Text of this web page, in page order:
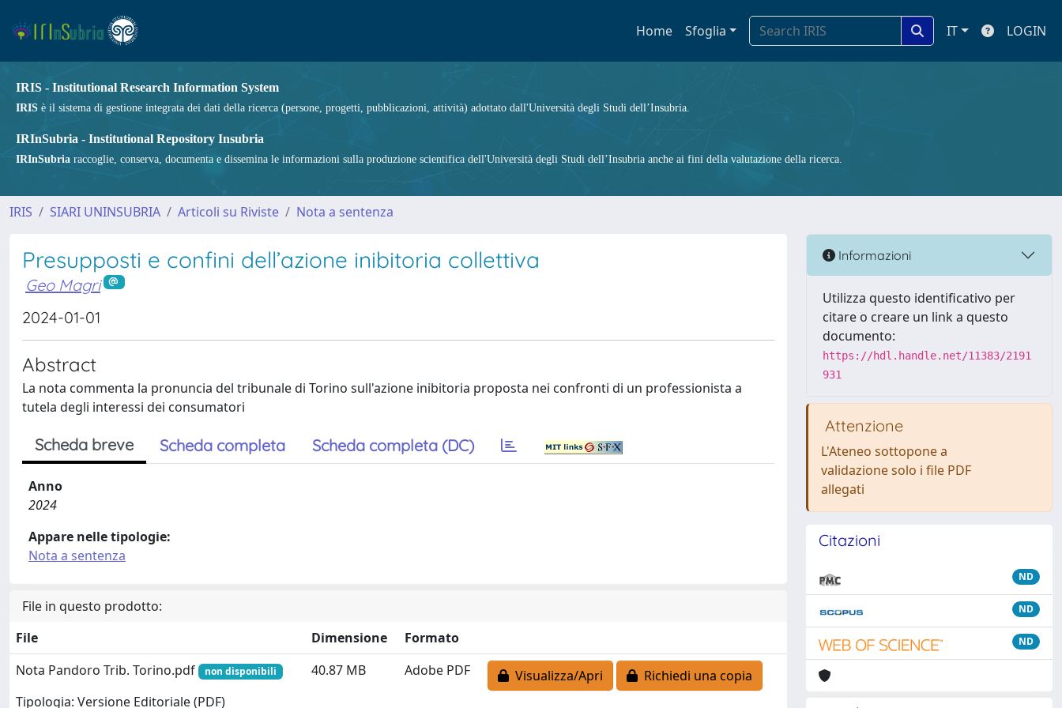
Home Sfoglia IT LOGIN
IRIS - Institutional Research Information System
IRIS è il sistema di gestione integrata dei dati della ricerca (persone, progetti, pubblicazioni, attività) adottato dall'Università degli Studi dell’Insubria.
IRInSubria - Institutional Repository Insubria
IRInSubria raccoglie, conserva, documenta e dissemina le informazioni sulla produzione scientifica dell'Università degli Studi dell’Insubria anche ai fini della valutazione della ricerca.
IRIS SIARI UNINSUBRIA Articoli su Riviste Nota a sentenza
Presupposti e confini dell’azione inibitoria collettiva
Geo Magri
2024-01-01
Abstract
La nota commenta la pronuncia del tribunale di Torino sull'azione inibitoria proposta nei confronti di un professionista a
tutela degli interessi dei consumatori
Scheda breve Scheda completa Scheda completa (DC)
Anno
2024
Appare nelle tipologie:
Nota a sentenza
File in questo prodotto:
File
Dimensione
Formato
Nota Pandoro Trib. Torino.pdf
non disponibili
Tipologia: Versione Editoriale (PDF)
40.87 MB Adobe PDF Visualizza/Apri Richiedi una copia
Informazioni
Utilizza questo identificativo per
citare o creare un link a questo
documento:
https://hdl.handle.net/11383/2191
931
Attenzione
L'Ateneo sottopone a
validazione solo i file PDF
allegati
Citazioni
ND
ND
ND